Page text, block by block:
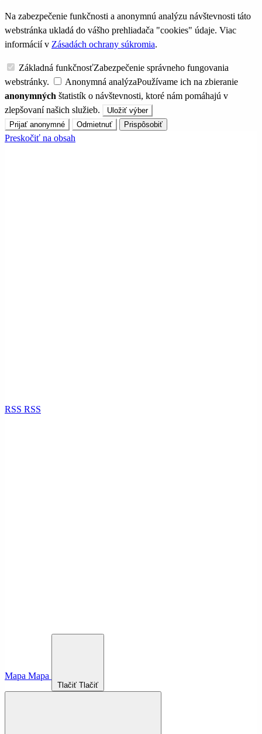
Na zabezpečenie funkčnosti a anonymnú analýzu návštevnosti táto
webstránka ukladá do vášho prehliadača "cookies" údaje. Viac
informácií v Zásadách ochrany súkromia.
Základná funkčnosťZabezpečenie správneho fungovania
webstránky.
Anonymná analýzaPoužívame ich na zbieranie
anonymných štatistík o návštevnosti, ktoré nám pomáhajú v
zlepšovaní našich služieb.
Uložiť výber
Prijať anonymné
Odmietnuť Prispôsobiť
Preskočiť na obsah
RSS RSS
Mapa Mapa
Tlačiť Tlačiť